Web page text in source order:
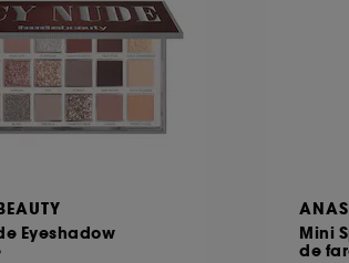
Eyeshadow
Mini
de
lecture de ces traceurs requiert
mes choix" ci-dessous ou
pour les finalités acceptées,